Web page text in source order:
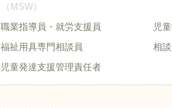
（MSW）
職業指導員・就労支援員 児
福祉用具専門相談員 相
児童発達支援管理責任者